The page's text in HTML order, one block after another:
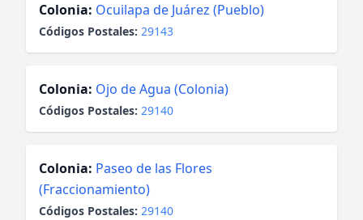
Colonia: Ocuilapa de Juárez (Pueblo)
Códigos Postales: 29143
Colonia: Ojo de Agua (Colonia)
Códigos Postales: 29140
Colonia: Paseo de las Flores
(Fraccionamiento)
Códigos Postales: 29140